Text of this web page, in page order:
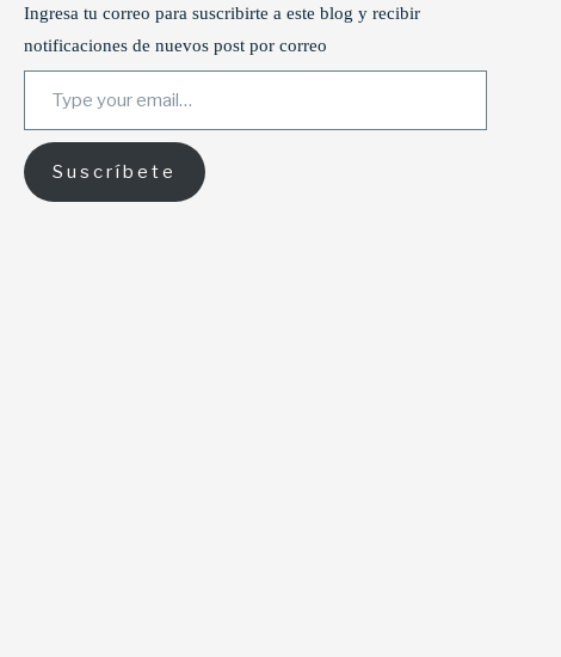
Ingresa tu correo para suscribirte a este blog y recibir
notificaciones de nuevos post por correo
Type your email…
Suscríbete